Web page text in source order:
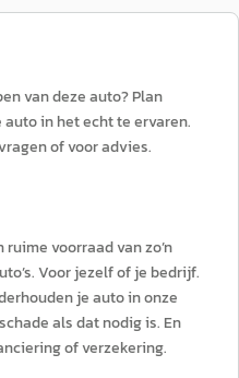
van deze auto? Plan
in het echt te ervaren.
of voor advies.
voorraad van zo’n
Voor jezelf of je bedrijf.
je auto in onze
als dat nodig is. En
of verzekering.